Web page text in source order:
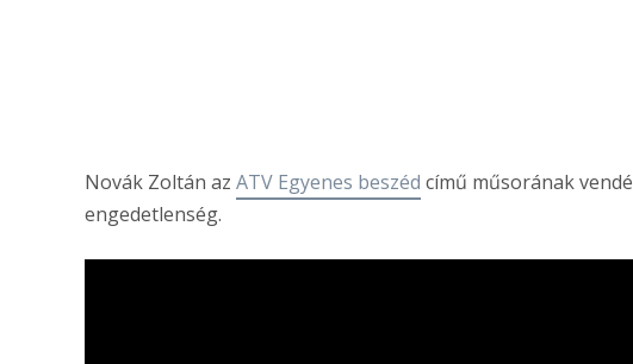
Novák Zoltán az ATV Egyenes beszéd című műsorának
engedetlenség.